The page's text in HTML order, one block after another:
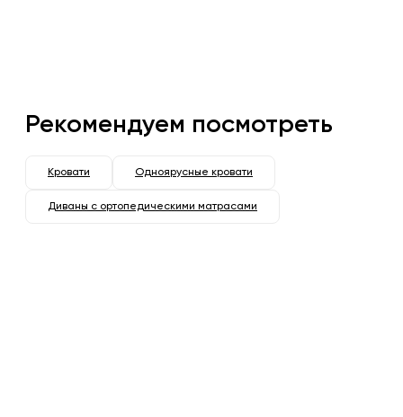
Рекомендуем посмотреть
Кровати Одноярусные кровати
Диваны с ортопедическими матрасами